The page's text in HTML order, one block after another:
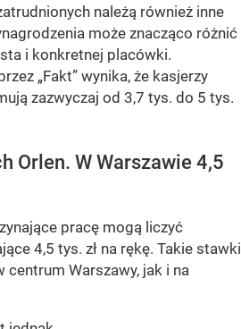
należą również inne
może znacząco różnić
i konkretnej placówki.
„Fakt” wynika, że kasjerzy
zazwyczaj od 3,7 tys. do 5 tys.
Orlen. W Warszawie 4,5
pracę mogą liczyć
4,5 tys. zł na rękę. Takie stawki
centrum Warszawy, jak i na